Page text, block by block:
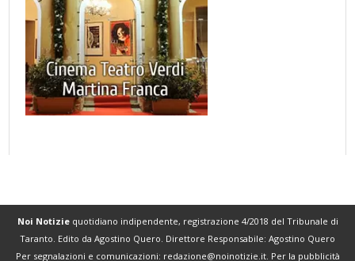
Noi Notiziequotidiano indipendente, registrazione 4/2018 del Tribunale di
Taranto. Edito da Agostino Quero. Direttore Responsabile: Agostino Quero
Per segnalazioni e comunicazioni: redazione@noinotizie.it. Per la pubblicità